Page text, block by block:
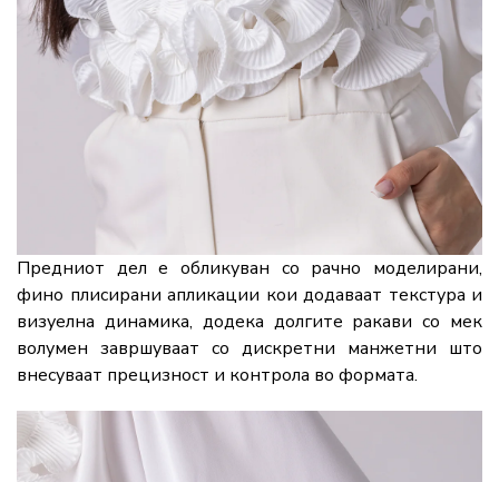
Предниот дел е обликуван со рачно моделирани,
фино плисирани апликации кои додаваат текстура и
визуелна динамика, додека долгите ракави со мек
волумен завршуваат со дискретни манжетни што
внесуваат прецизност и контрола во формата.